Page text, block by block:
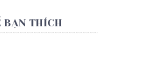
BẠN THÍCH